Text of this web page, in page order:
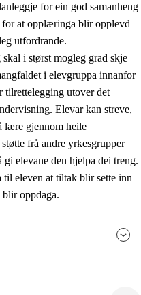
for ein god samanheng
at opplæringa blir opplevd
utfordrande.
i størst mogleg grad skje
i elevgruppa innanfor
tilrettelegging utover det
Elevar kan streve,
lære gjennom heile
frå andre yrkesgrupper
elevane den hjelpa dei treng.
eleven at tiltak blir sette inn
oppdaga.